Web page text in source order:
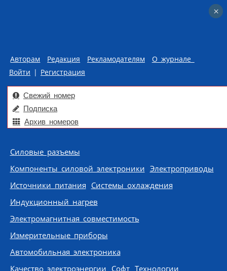
Авторам Редакция Рекламодателям
О журнале
Войти | Регистрация
Свежий номер
Подписка
Архив номеров
Skip to content
Силовые разъемы
Компоненты силовой электроники Электроприводы
Источники питания Системы охлаждения
Индукционный нагрев
Электромагнитная совместимость
Измерительные приборы
Автомобильная электроника
Качество электроэнергии Софт Технологии
×
×